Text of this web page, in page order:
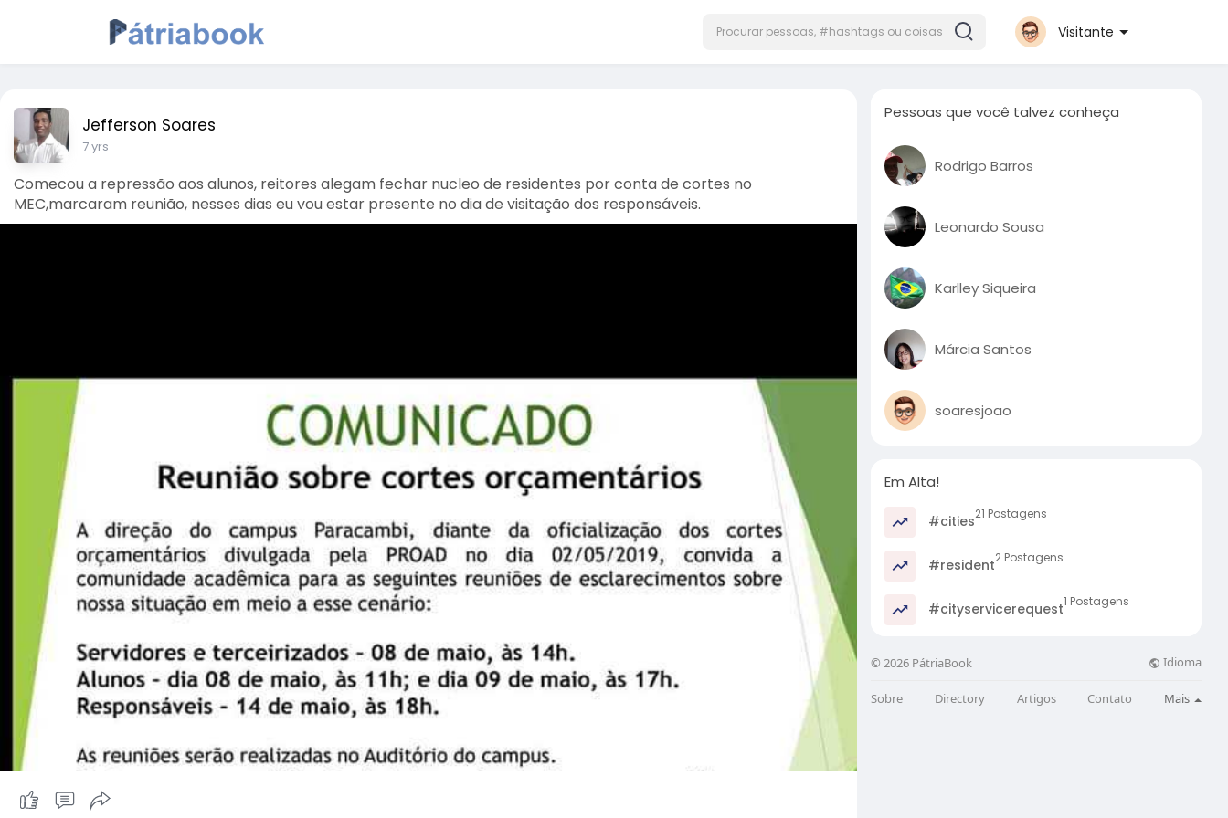
Visitante
Jefferson Soares
7 yrs
Comecou a repressão aos alunos, reitores alegam fechar nucleo de residentes por conta de cortes no
MEC,marcaram reunião, nesses dias eu vou estar presente no dia de visitação dos responsáveis.
Pessoas que você talvez conheça
Rodrigo Barros
Leonardo Sousa
Karlley Siqueira
Márcia Santos
soaresjoao
Em Alta!
#cities21 Postagens
#resident2 Postagens
#cityservicerequest1 Postagens
© 2026 PátriaBook Idioma
Sobre Directory Artigos Contato Mais